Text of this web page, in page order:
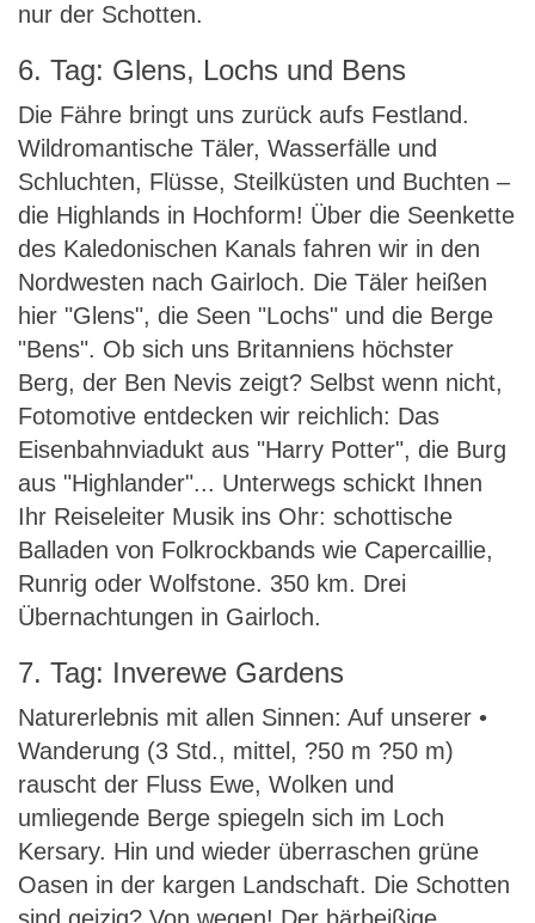
nur der Schotten.
6. Tag: Glens, Lochs und Bens
Die Fähre bringt uns zurück aufs Festland.
Wildromantische Täler, Wasserfälle und
Schluchten, Flüsse, Steilküsten und Buchten –
die Highlands in Hochform! Über die Seenkette
des Kaledonischen Kanals fahren wir in den
Nordwesten nach Gairloch. Die Täler heißen
hier "Glens", die Seen "Lochs" und die Berge
"Bens". Ob sich uns Britanniens höchster
Berg, der Ben Nevis zeigt? Selbst wenn nicht,
Fotomotive entdecken wir reichlich: Das
Eisenbahnviadukt aus "Harry Potter", die Burg
aus "Highlander"... Unterwegs schickt Ihnen
Ihr Reiseleiter Musik ins Ohr: schottische
Balladen von Folkrockbands wie Capercaillie,
Runrig oder Wolfstone. 350 km. Drei
Übernachtungen in Gairloch.
7. Tag: Inverewe Gardens
Naturerlebnis mit allen Sinnen: Auf unserer •
Wanderung (3 Std., mittel, ?50 m ?50 m)
rauscht der Fluss Ewe, Wolken und
umliegende Berge spiegeln sich im Loch
Kersary. Hin und wieder überraschen grüne
Oasen in der kargen Landschaft. Die Schotten